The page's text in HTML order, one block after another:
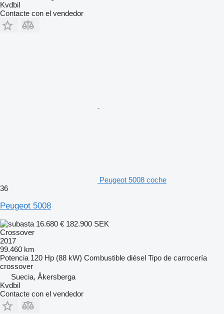
Kvdbil
Contacte con el vendedor
Peugeot 5008 coche
36
Peugeot 5008
16.680 € 182.900 SEK
Crossover
2017
99.460 km
Potencia 120 Hp (88 kW) Combustible diésel Tipo de carrocería
crossover
Suecia, Åkersberga
Kvdbil
Contacte con el vendedor